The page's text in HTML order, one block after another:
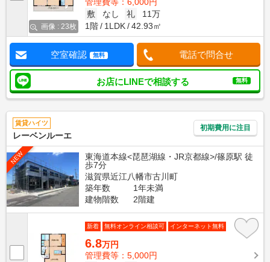
画像 : 23枚
敷
なし 礼
11万
1階
1LDK 42.93㎡
空室確認 無料 電話で問合せ
お店にLINEで相談する 無料
賃貸ハイツ
レーベンルーエ
初期費用に注目
NEW
東海道本線<琵琶湖線・JR京都線>/篠原駅 徒
歩7分
滋賀県近江八幡市古川町
築年数
1年未満
建物階数
2階建
新着 無料オンライン相談可 インターネット無料
6.8万円
管理費等：5,000円